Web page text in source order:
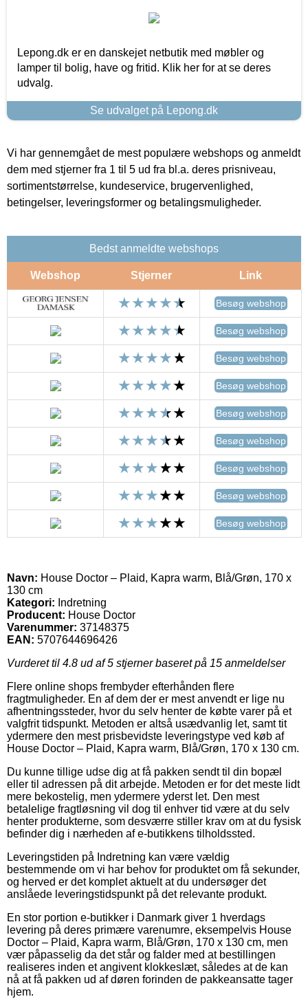
Lepong.dk er en danskejet netbutik med møbler og
lamper til bolig, have og fritid. Klik her for at se deres
udvalg.
Se udvalget på Lepong.dk
Vi har gennemgået de mest populære webshops og anmeldt
dem med stjerner fra 1 til 5 ud fra bl.a. deres prisniveau,
sortimentstørrelse, kundeservice, brugervenlighed,
betingelser, leveringsformer og betalingsmuligheder.
Bedst anmeldte webshops
Webshop Stjerner Link
Besøg webshop
Besøg webshop
Besøg webshop
Besøg webshop
Besøg webshop
Besøg webshop
Besøg webshop
Besøg webshop
Besøg webshop
Navn: House Doctor – Plaid, Kapra warm, Blå/Grøn, 170 x
130 cm
Kategori: Indretning
Producent: House Doctor
Varenummer: 37148375
EAN: 5707644696426
Vurderet til 4.8 ud af 5 stjerner baseret på 15 anmeldelser
Flere online shops frembyder efterhånden flere
fragtmuligheder. En af dem der er mest anvendt er lige nu
afhentningssteder, hvor du selv henter de købte varer på et
valgfrit tidspunkt. Metoden er altså usædvanlig let, samt tit
ydermere den mest prisbevidste leveringstype ved køb af
House Doctor – Plaid, Kapra warm, Blå/Grøn, 170 x 130 cm.
Du kunne tillige udse dig at få pakken sendt til din bopæl
eller til adressen på dit arbejde. Metoden er for det meste lidt
mere bekostelig, men ydermere yderst let. Den mest
betalelige fragtløsning vil dog til enhver tid være at du selv
henter produkterne, som desværre stiller krav om at du fysisk
befinder dig i nærheden af e-butikkens tilholdssted.
Leveringstiden på Indretning kan være vældig
bestemmende om vi har behov for produktet om få sekunder,
og herved er det komplet aktuelt at du undersøger det
anslåede leveringstidspunkt på det relevante produkt.
En stor portion e-butikker i Danmark giver 1 hverdags
levering på deres primære varenumre, eksempelvis House
Doctor – Plaid, Kapra warm, Blå/Grøn, 170 x 130 cm, men
vær påpasselig da det står og falder med at bestillingen
realiseres inden et angivent klokkeslæt, således at de kan
nå at få pakken ud af døren forinden de pakkeansatte tager
hjem.